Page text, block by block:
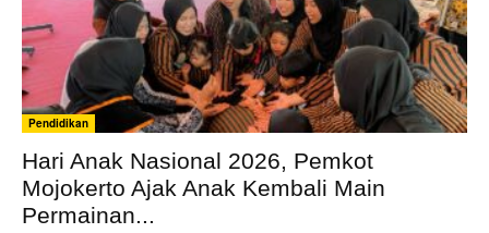
Pendidikan
Hari Anak Nasional 2026, Pemkot
Mojokerto Ajak Anak Kembali Main
Permainan...